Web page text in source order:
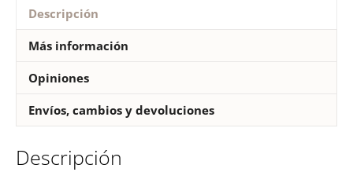
Descripción
Más información
Opiniones
Envíos, cambios y devoluciones
Descripción